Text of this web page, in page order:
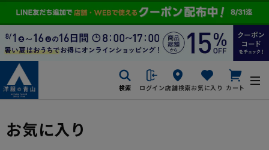
検索 ログイン店舗検索お気に入り カート
お気に入り